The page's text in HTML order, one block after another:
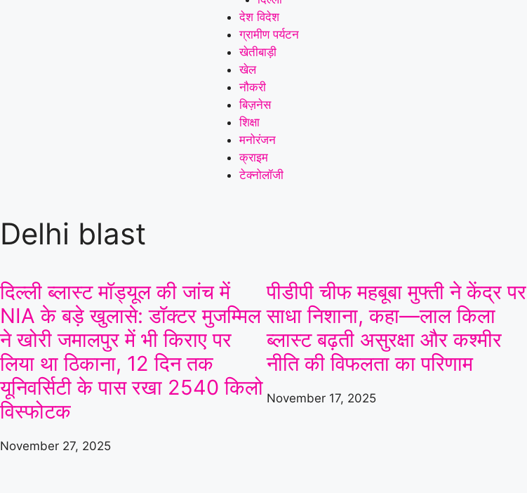
देश विदेश
ग्रामीण पर्यटन
खेतीबाड़ी
खेल
नौकरी
बिज़नेस
शिक्षा
मनोरंजन
क्राइम
टेक्नोलॉजी
Delhi blast
दिल्ली ब्लास्ट मॉड्यूल की जांच में
NIA के बड़े खुलासे: डॉक्टर मुजम्मिल
ने खोरी जमालपुर में भी किराए पर
लिया था ठिकाना, 12 दिन तक
यूनिवर्सिटी के पास रखा 2540 किलो
विस्फोटक
November 27, 2025
पीडीपी चीफ महबूबा मुफ्ती ने केंद्र पर
साधा निशाना, कहा—लाल किला
ब्लास्ट बढ़ती असुरक्षा और कश्मीर
नीति की विफलता का परिणाम
November 17, 2025